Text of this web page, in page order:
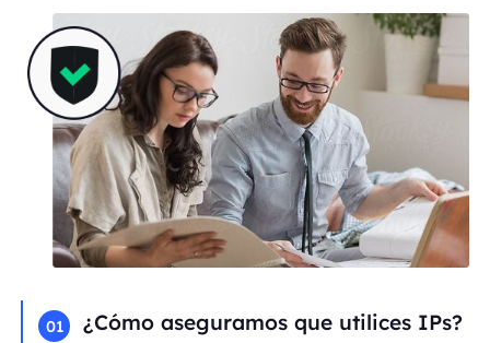
01 ¿Cómo aseguramos que utilices IPs?